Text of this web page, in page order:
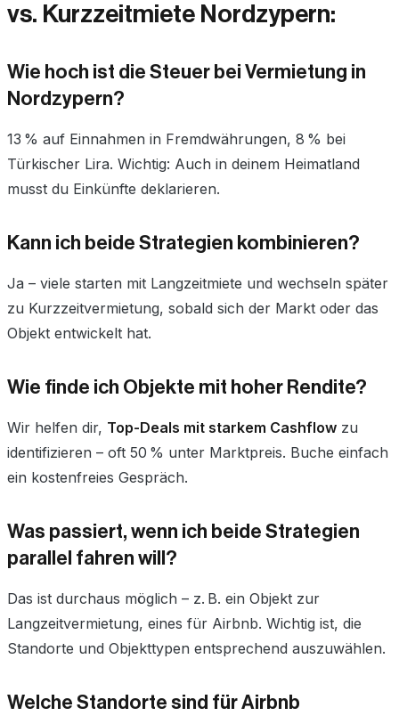
vs. Kurzzeitmiete Nordzypern:
Wie hoch ist die Steuer bei Vermietung in
Nordzypern?
13 % auf Einnahmen in Fremdwährungen, 8 % bei
Türkischer Lira. Wichtig: Auch in deinem Heimatland
musst du Einkünfte deklarieren.
Kann ich beide Strategien kombinieren?
Ja – viele starten mit Langzeitmiete und wechseln später
zu Kurzzeitvermietung, sobald sich der Markt oder das
Objekt entwickelt hat.
Wie finde ich Objekte mit hoher Rendite?
Wir helfen dir, Top-Deals mit starkem Cashflow zu
identifizieren – oft 50 % unter Marktpreis. Buche einfach
ein kostenfreies Gespräch.
Was passiert, wenn ich beide Strategien
parallel fahren will?
Das ist durchaus möglich – z. B. ein Objekt zur
Langzeitvermietung, eines für Airbnb. Wichtig ist, die
Standorte und Objekttypen entsprechend auszuwählen.
Welche Standorte sind für Airbnb